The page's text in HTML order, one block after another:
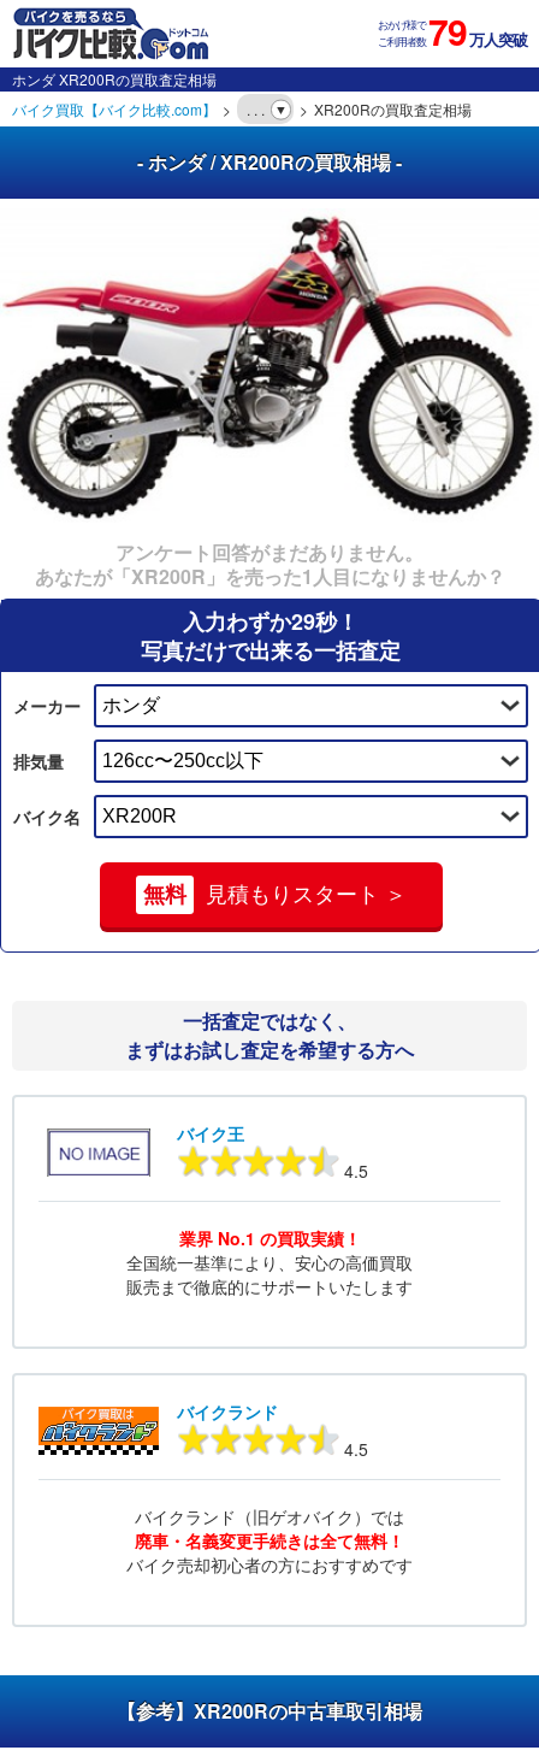
おかげ様で
ご利用者数79万人突破
ホンダ XR200Rの買取査定相場
バイク買取【バイク比較.com】
. . . XR200Rの買取査定相場
- ホンダ / XR200Rの買取相場 -
アンケート回答がまだありません。
あなたが「XR200R」を売った1人目になりませんか？
入力わずか29秒！
写真だけで出来る一括査定
メーカー
排気量
バイク名
無料 見積もりスタート ＞
一括査定ではなく、
まずはお試し査定を希望する方へ
バイク王
4.5
業界 No.1 の買取実績！
全国統一基準により、安心の高価買取
販売まで徹底的にサポートいたします
バイクランド
4.5
バイクランド（旧ゲオバイク）では
廃車・名義変更手続きは全て無料！
バイク売却初心者の方におすすめです
【参考】XR200Rの中古車取引相場